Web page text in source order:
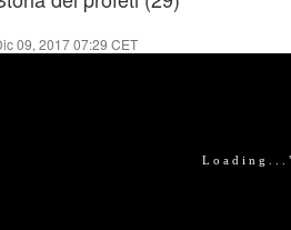
09, 2017 07:29 CET